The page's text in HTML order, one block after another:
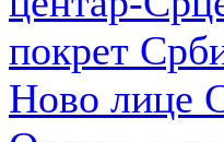
покрет
Ново лице